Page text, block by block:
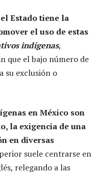
Estado tiene la
el uso de estas
indígenas,
que el bajo número de
su exclusión o
en México son
la exigencia de una
en diversas
suele centrarse en
relegando a las